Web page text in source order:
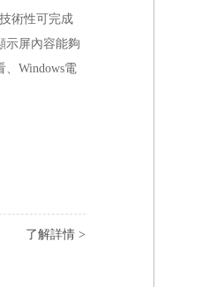
術性可完成
示屏內容能夠
Windows電
了解詳情 >